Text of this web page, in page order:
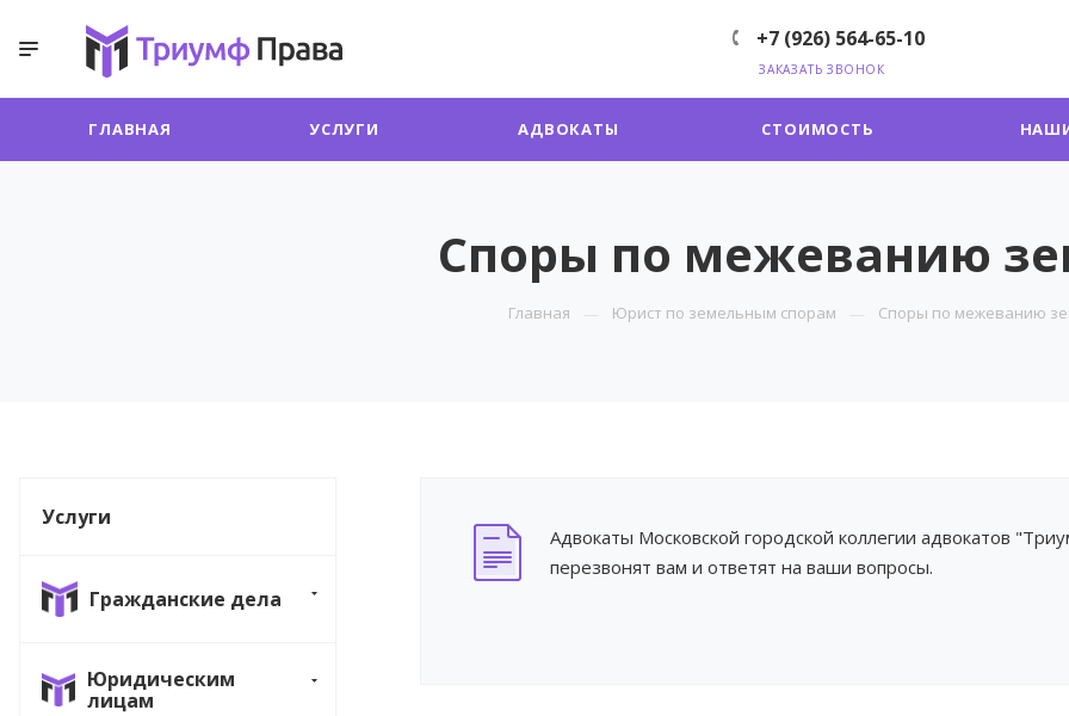
+7 (926) 564-65-10
ЗАКАЗАТЬ ЗВОНОК
ГЛАВНАЯ УСЛУГИ АДВОКАТЫ СТОИМОСТЬ
Споры по межеванию
Главная Юрист по земельным спорам Споры по межеванию
Услуги
Гражданские дела
Юридическим
лицам
Адвокаты Московской городской коллегии адвокатов
перезвонят вам и ответят на ваши вопросы.